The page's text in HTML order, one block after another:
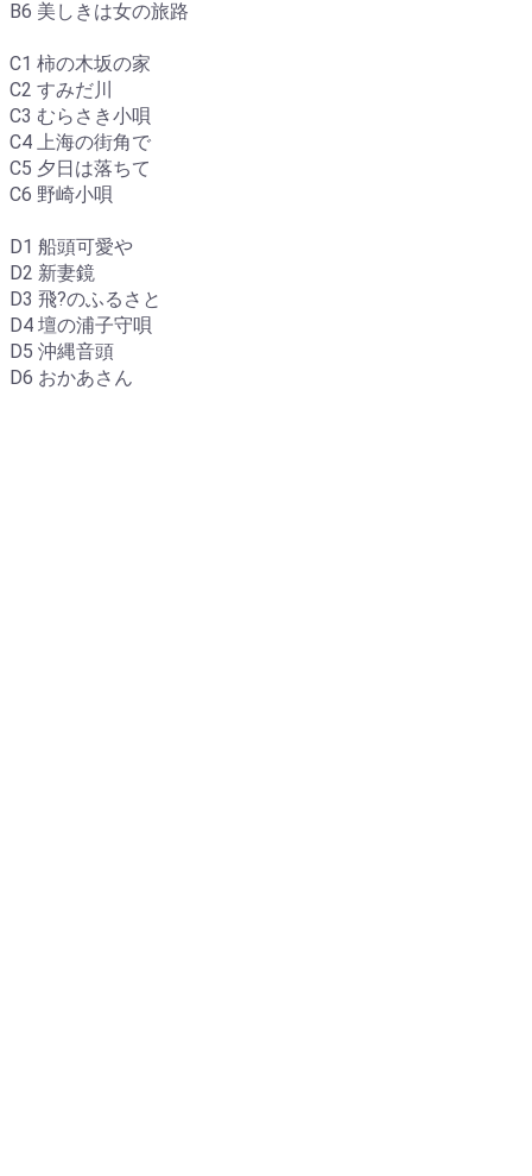
B6 美しきは女の旅路
C1 柿の木坂の家
C2 すみだ川
C3 むらさき小唄
C4 上海の街角で
C5 夕日は落ちて
C6 野崎小唄
D1 船頭可愛や
D2 新妻鏡
D3 飛?のふるさと
D4 壇の浦子守唄
D5 沖縄音頭
D6 おかあさん